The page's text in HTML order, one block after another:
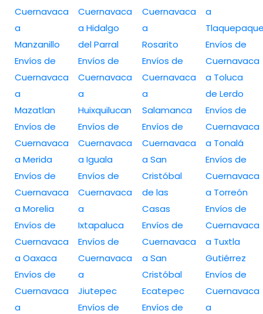
Cuernavaca
a
Manzanillo
Envíos de
Cuernavaca
a
Mazatlan
Envíos de
Cuernavaca
a Merida
Envíos de
Cuernavaca
a Morelia
Envíos de
Cuernavaca
a Oaxaca
Envíos de
Cuernavaca
a
Cuernavaca
a Hidalgo
del Parral
Envíos de
Cuernavaca
a
Huixquilucan
Envíos de
Cuernavaca
a Iguala
Envíos de
Cuernavaca
a
Ixtapaluca
Envíos de
Cuernavaca
a
Jiutepec
Envíos de
Cuernavaca
a
Rosarito
Envíos de
Cuernavaca
a
Salamanca
Envíos de
Cuernavaca
a San
Cristóbal
de las
Casas
Envíos de
Cuernavaca
a San
Cristóbal
Ecatepec
Envíos de
a
Envíos de
Cuernavaca
a Toluca
de Lerdo
Envíos de
Cuernavaca
a Tonalá
Envíos de
Cuernavaca
a Torreón
Envíos de
Cuernavaca
a Tuxtla
Gutiérrez
Envíos de
Cuernavaca
a